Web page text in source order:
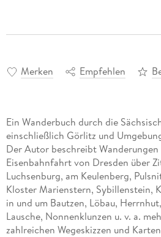
Merken Empfehlen
Ein Wanderbuch durch die
einschließlich Görlitz und
Der Autor beschreibt
Eisenbahnfahrt von Dresden über
Luchsenburg, am Keulenberg,
Kloster Marienstern, Sybillenstein,
in und um Bautzen, Löbau,
Lausche, Nonnenklunzen u. v. a.
zahlreichen Wegeskizzen und